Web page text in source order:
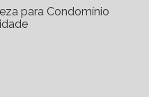
para Condomínio